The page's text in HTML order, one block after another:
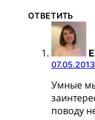
ОТВЕТИТЬ
Умные
поводу